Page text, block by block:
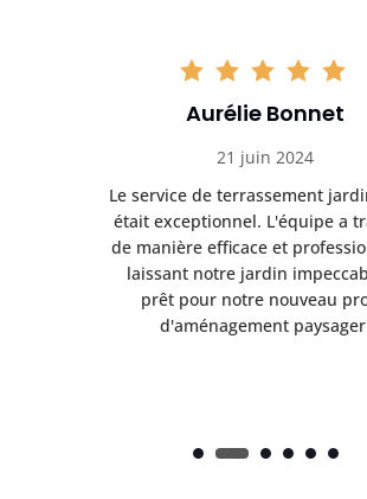
Aurélie Bonnet
21 juin 2024
Le service de terrassement
était exceptionnel. L'équipe a
de manière efficace et
laissant notre jardin
prêt pour notre nouveau
d'aménagement